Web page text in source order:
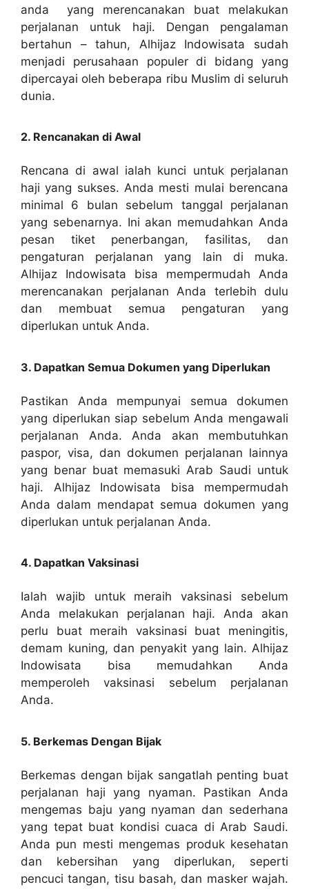
anda yang merencanakan buat melakukan
perjalanan untuk haji. Dengan pengalaman
bertahun – tahun, Alhijaz Indowisata sudah
menjadi perusahaan populer di bidang yang
dipercayai oleh beberapa ribu Muslim di seluruh
dunia.
2. Rencanakan di Awal
Rencana di awal ialah kunci untuk perjalanan
haji yang sukses. Anda mesti mulai berencana
minimal 6 bulan sebelum tanggal perjalanan
yang sebenarnya. Ini akan memudahkan Anda
pesan tiket penerbangan, fasilitas, dan
pengaturan perjalanan yang lain di muka.
Alhijaz Indowisata bisa mempermudah Anda
merencanakan perjalanan Anda terlebih dulu
dan membuat semua pengaturan yang
diperlukan untuk Anda.
3. Dapatkan Semua Dokumen yang Diperlukan
Pastikan Anda mempunyai semua dokumen
yang diperlukan siap sebelum Anda mengawali
perjalanan Anda. Anda akan membutuhkan
paspor, visa, dan dokumen perjalanan lainnya
yang benar buat memasuki Arab Saudi untuk
haji. Alhijaz Indowisata bisa mempermudah
Anda dalam mendapat semua dokumen yang
diperlukan untuk perjalanan Anda.
4. Dapatkan Vaksinasi
Ialah wajib untuk meraih vaksinasi sebelum
Anda melakukan perjalanan haji. Anda akan
perlu buat meraih vaksinasi buat meningitis,
demam kuning, dan penyakit yang lain. Alhijaz
Indowisata bisa memudahkan Anda
memperoleh vaksinasi sebelum perjalanan
Anda.
5. Berkemas Dengan Bijak
Berkemas dengan bijak sangatlah penting buat
perjalanan haji yang nyaman. Pastikan Anda
mengemas baju yang nyaman dan sederhana
yang tepat buat kondisi cuaca di Arab Saudi.
Anda pun mesti mengemas produk kesehatan
dan kebersihan yang diperlukan, seperti
pencuci tangan, tisu basah, dan masker wajah.